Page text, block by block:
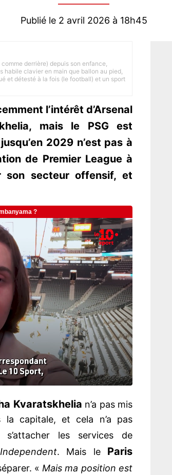
Publié le 2 avril 2026 à 18h45
derrière) depuis son enfance,
habile clavier en main que ballon au pied,
et détesté à la fois (le football) et un sport
l’intérêt d’Arsenal
mais le PSG est
2029 n’est pas à
de Premier League à
son secteur offensif, et
Kvaratskhelia n’a pas mis
capitale, et cela n’a pas
les services de
. Mais leParis
« Mais ma position est